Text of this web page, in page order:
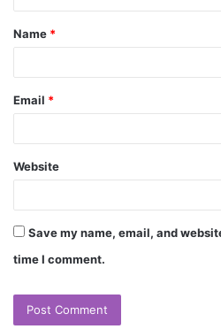
Name *
Email *
Website
Save my name, email, and
time I comment.